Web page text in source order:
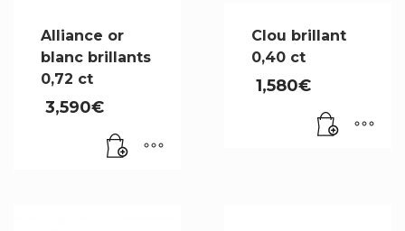
Alliance or
blanc brillants
0,72 ct
3,590€
Clou brillant
0,40 ct
1,580€